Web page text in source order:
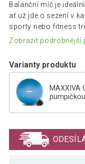
Balanční míč je
ať už jde o sezení v
sporty nebo fitness
Zobrazit podrobnější
Varianty produktu
MAXXIVA